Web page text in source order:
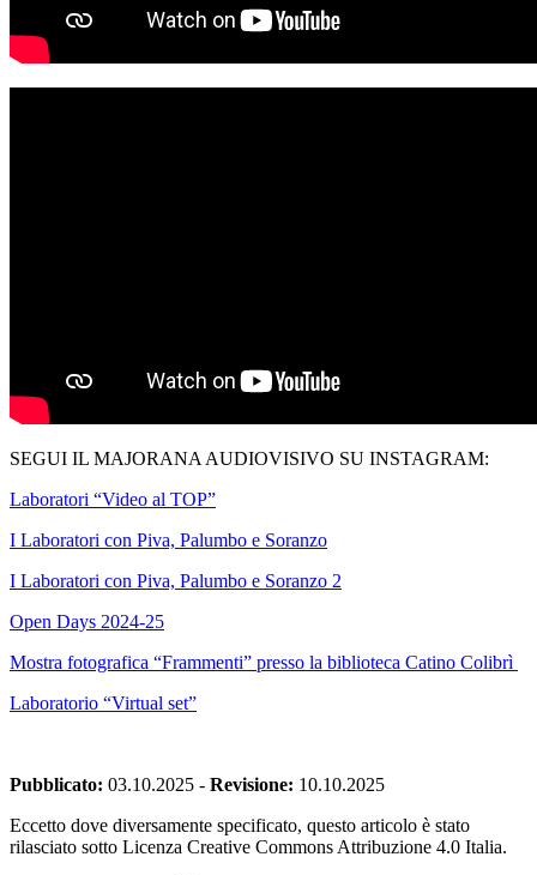
SEGUI IL MAJORANA AUDIOVISIVO SU INSTAGRAM:
Laboratori “Video al TOP”
I Laboratori con Piva, Palumbo e Soranzo
I Laboratori con Piva, Palumbo e Soranzo 2
Open Days 2024-25
Mostra fotografica “Frammenti” presso la biblioteca Catino Colibrì
Laboratorio “Virtual set”
Pubblicato: 03.10.2025 - Revisione: 10.10.2025
Eccetto dove diversamente specificato, questo articolo è stato
rilasciato sotto Licenza Creative Commons Attribuzione 4.0 Italia.